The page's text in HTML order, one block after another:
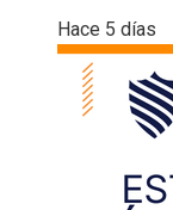
Hace 5 días